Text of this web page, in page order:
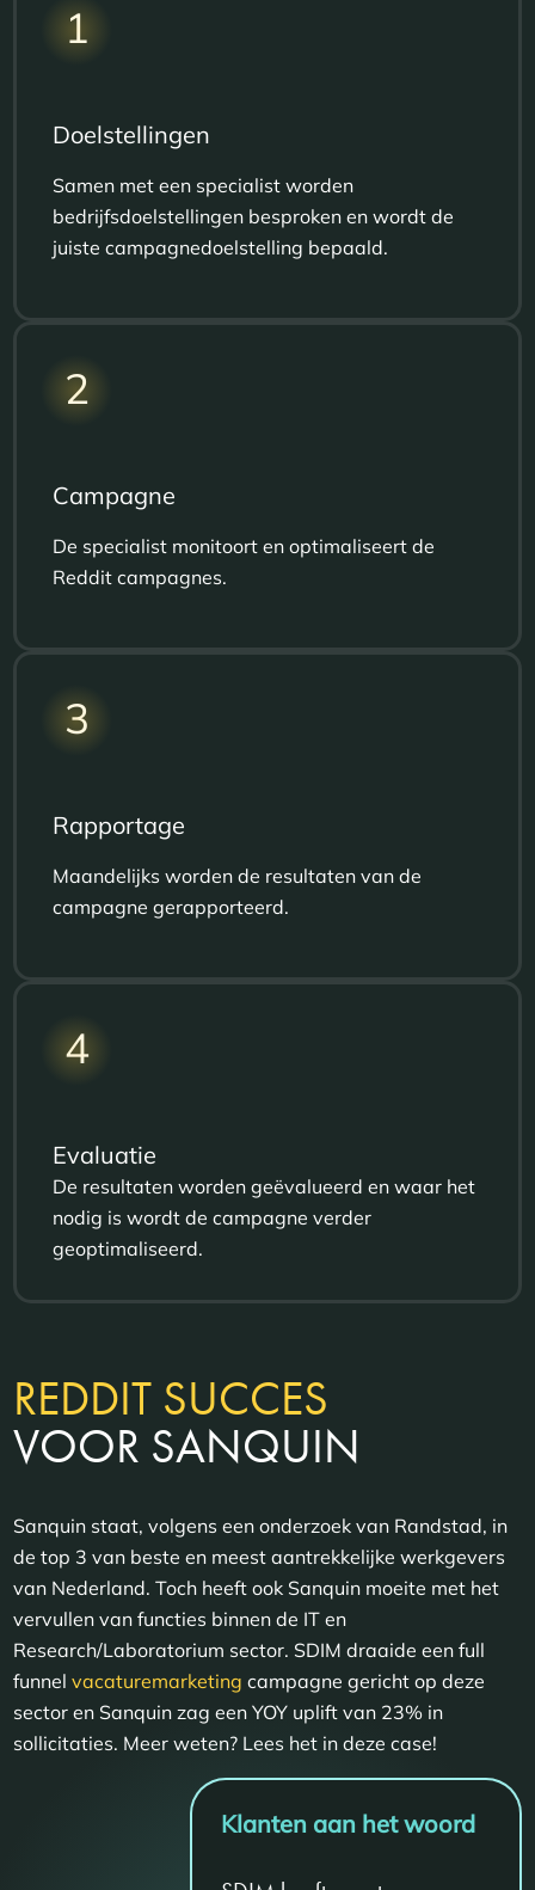
1
Doelstellingen
Samen met een specialist worden
bedrijfsdoelstellingen besproken en wordt de
juiste campagnedoelstelling bepaald.
2
Campagne
De specialist monitoort en optimaliseert de
Reddit campagnes.
3
Rapportage
Maandelijks worden de resultaten van de
campagne gerapporteerd.
4
Evaluatie
De resultaten worden geëvalueerd en waar het
nodig is wordt de campagne verder
geoptimaliseerd.
REDDIT SUCCES
VOOR SANQUIN
Sanquin staat, volgens een onderzoek van Randstad, in
de top 3 van beste en meest aantrekkelijke werkgevers
van Nederland. Toch heeft ook Sanquin moeite met het
vervullen van functies binnen de IT en
Research/Laboratorium sector. SDIM draaide een full
funnelvacaturemarketing campagne gericht op deze
sector en Sanquin zag een YOY uplift van 23% in
sollicitaties. Meer weten? Lees het in deze case!
Klanten aan het woord